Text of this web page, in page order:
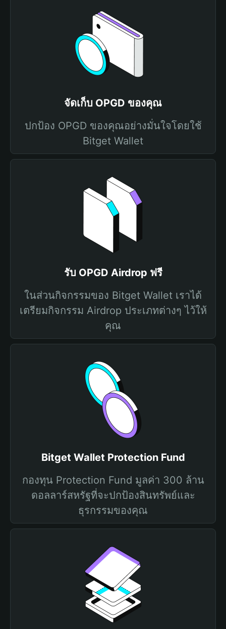
จัดเก็บ OPGD ของคุณ
ปกป้อง OPGD ของคุณอย่างมั่นใจโดยใช้
Bitget Wallet
รับ OPGD Airdrop ฟรี
ในส่วนกิจกรรมของ Bitget Wallet เราได้
เตรียมกิจกรรม Airdrop ประเภทต่างๆ ไว้ให้
คุณ
Bitget Wallet Protection Fund
กองทุน Protection Fund มูลค่า 300 ล้าน
ดอลลาร์สหรัฐที่จะปกป้องสินทรัพย์และ
ธุรกรรมของคุณ